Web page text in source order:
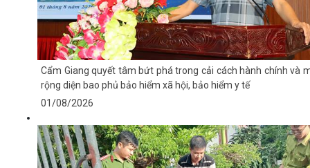
Cẩm Giang quyết tâm bứt phá trong cải cách hành chính và
rộng diện bao phủ bảo hiểm xã hội, bảo hiểm y tế
01/08/2026